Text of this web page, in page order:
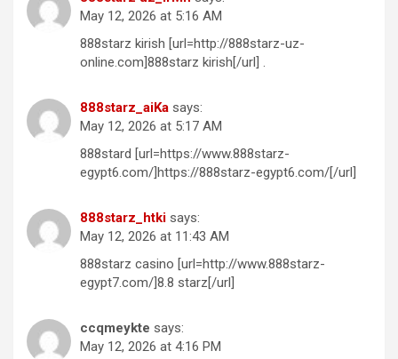
May 12, 2026 at 5:16 AM
888starz kirish [url=http://888starz-uz-
online.com]888starz kirish[/url] .
888starz_aiKa says:
May 12, 2026 at 5:17 AM
888stard [url=https://www.888starz-
egypt6.com/]https://888starz-egypt6.com/[/url]
888starz_htki says:
May 12, 2026 at 11:43 AM
888starz casino [url=http://www.888starz-
egypt7.com/]8.8 starz[/url]
ccqmeykte says:
May 12, 2026 at 4:16 PM